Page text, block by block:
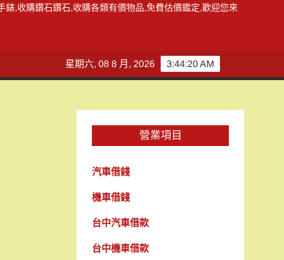
,收購鑽石鑽石,收購各類有價物品,免費估價鑑定,歡迎您來
3:44:21 AM
星期六, 08 8 月, 2026
營業項目
汽車借錢
機車借錢
台中汽車借款
台中機車借款